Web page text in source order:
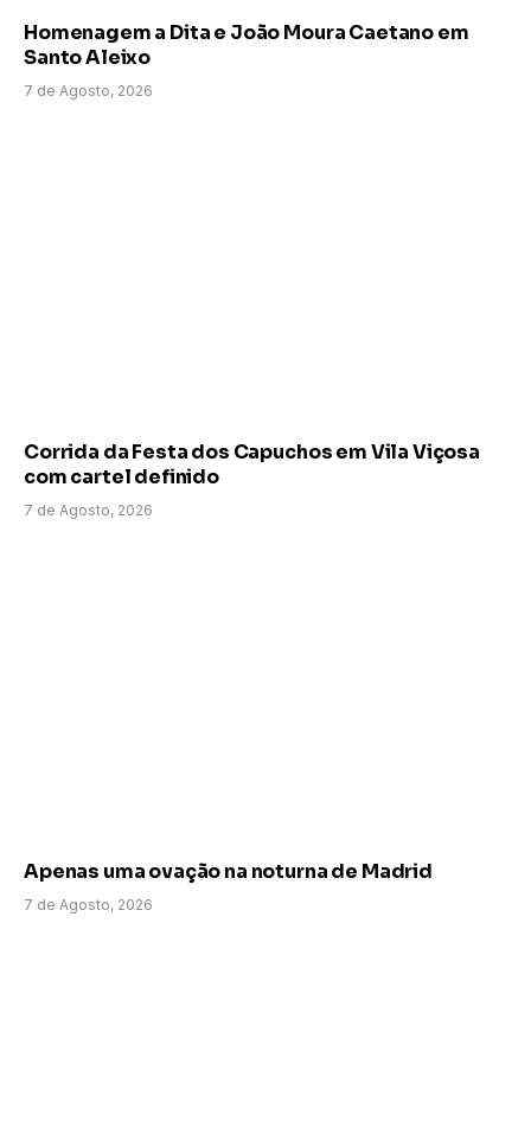
Homenagem a Dita e João Moura Caetano em
Santo Aleixo
7 de Agosto, 2026
Corrida da Festa dos Capuchos em Vila Viçosa
com cartel definido
7 de Agosto, 2026
Apenas uma ovação na noturna de Madrid
7 de Agosto, 2026